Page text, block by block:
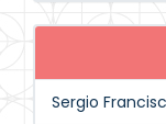
Sergio